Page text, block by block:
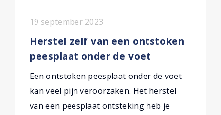
19 september 2023
Herstel zelf van een ontstoken
peesplaat onder de voet
Een ontstoken peesplaat onder de voet
kan veel pijn veroorzaken. Het herstel
van een peesplaat ontsteking heb je